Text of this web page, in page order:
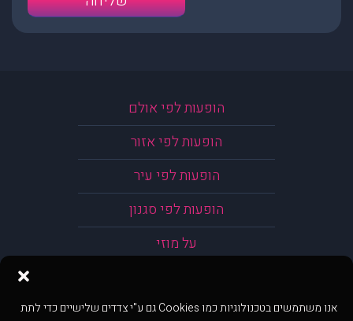
אנו משתמשים בטכנולוגיות כמו Cookies גם ע"י צדדים שלישיים כדי לתת
הופעות לפי אולם
הופעות לפי אזור
הופעות לפי עיר
הופעות לפי סגנון
על מוזי